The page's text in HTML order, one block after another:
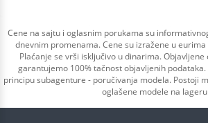
Cene na sajtu i oglasnim porukama su
dnevnim promenama. Cene su izražene u
Plaćanje se vrši isključivo u dinarima. Objavljene
garantujemo 100% tačnost objavljenih podataka.
principu subagenture - poručivanja modela. Postoji
oglašene modele na